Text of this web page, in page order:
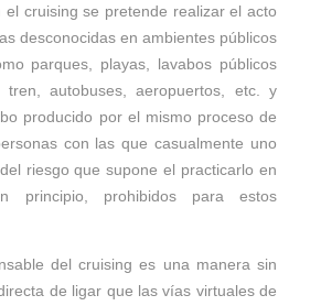
el cruising se pretende realizar el acto
desconocidas en ambientes públicos
parques, playas, lavabos públicos
tren, autobuses, aeropuertos, etc. y
producido por el mismo proceso de
con las que casualmente uno
riesgo que supone el practicarlo en
principio, prohibidos para estos
del cruising es una manera sin
de ligar que las vías virtuales de